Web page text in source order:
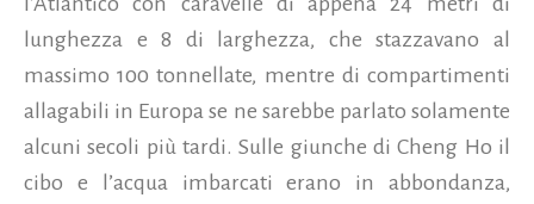
lunghezza e 8 di larghezza, che stazzavano al
massimo 100 tonnellate, mentre di compartimenti
allagabili in Europa se ne sarebbe parlato solamente
alcuni secoli più tardi. Sulle giunche di Cheng Ho il
cibo e l’acqua imbarcati erano in abbondanza,